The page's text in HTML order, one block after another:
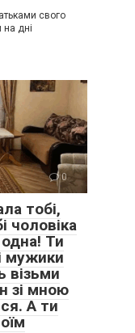
свого
дні
0
тобі,
чоловіка
Ти
мужики
візьми
зі мною
А ти